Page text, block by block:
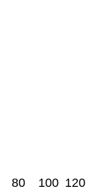
80 100 120